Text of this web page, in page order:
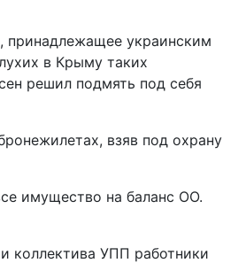
принадлежащее украинским
в Крыму таких
решил подмять под себя
взяв под охрану
имущество на баланс ОО.
коллектива УПП работники